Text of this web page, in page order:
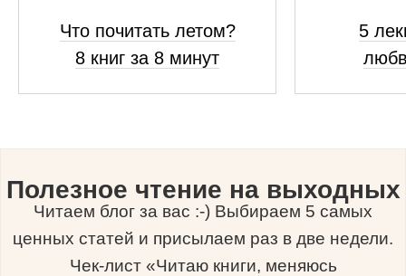
Что почитать летом?
8 книг за 8 минут
5
Полезное чтение на выходных
Читаем блог за вас :-) Выбираем 5 самых
ценных статей и присылаем раз в две недели.
Чек-лист «Читаю книги, меняюсь